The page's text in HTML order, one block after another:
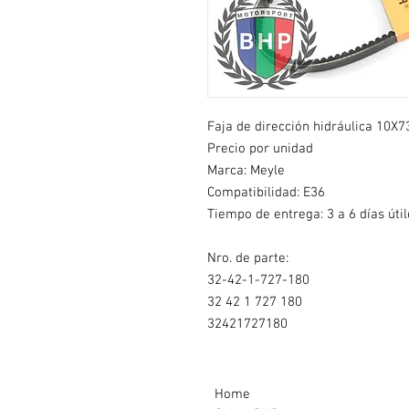
Faja de dirección hidráulica
Precio por unidad
Marca: Meyle
Compatibilidad: E36
Tiempo de entrega: 3 a 6 días
Nro. de parte:
32-42-1-727-180
32 42 1 727 180
32421727180
Home